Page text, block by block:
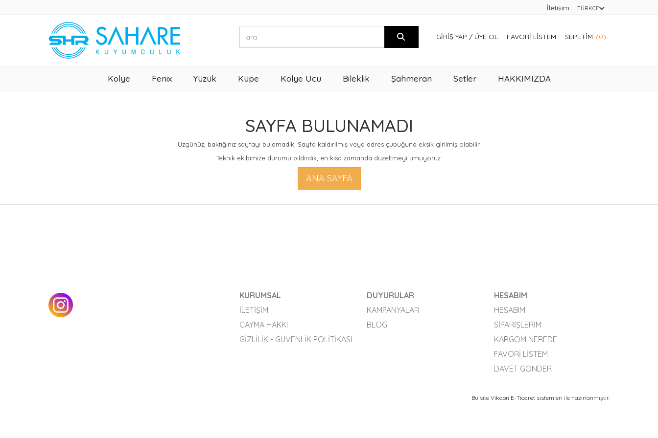
İletişim TÜRKÇE
GIRIŞ YAP / ÜYE OL FAVORI LISTEM SEPETIM (0)
Kolye Fenix Yüzük Küpe Kolye Ucu Bileklik Şahmeran Setler HAKKIMIZDA
SAYFA BULUNAMADI
Üzgünüz, baktığınız sayfayı bulamadık. Sayfa kaldırılmış veya adres çubuğuna eksik girilmiş olabilir.
Teknik ekibimize durumu bildirdik, en kısa zamanda düzeltmeyi umuyoruz.
ANA SAYFA
KURUMSAL
İLETIŞIM
CAYMA HAKKI
GIZLILIK - GÜVENLIK POLITIKASI
DUYURULAR
KAMPANYALAR
BLOG
HESABIM
HESABIM
SIPARIŞLERIM
KARGOM NEREDE
FAVORI LISTEM
DAVET GÖNDER
Bu site Vikaon E-Ticaret sistemleri ile hazırlanmıştır.